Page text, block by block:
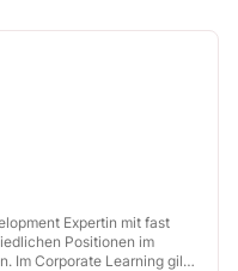
Expertin mit fast
Positionen im
Im Corporate Learning gilt